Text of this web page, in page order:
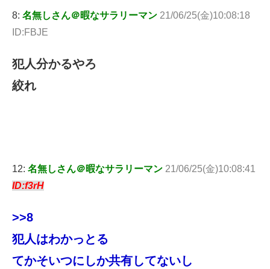
8: 名無しさん＠暇なサラリーマン 21/06/25(金)10:08:18
ID:FBJE
犯人分かるやろ
絞れ
12: 名無しさん＠暇なサラリーマン 21/06/25(金)10:08:41
ID:f3rH
>>8
犯人はわかっとる
てかそいつにしか共有してないし